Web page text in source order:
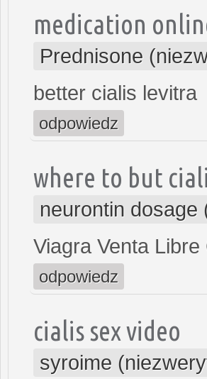
medication
Prednisone
better cialis levitra
odpowiedz
where to but
neurontin
Viagra Venta Libre
odpowiedz
cialis sex video
syroime